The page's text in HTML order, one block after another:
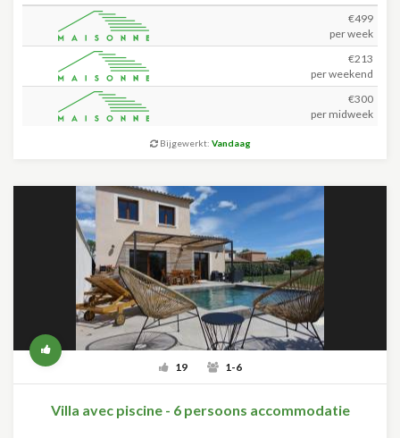
€499
per week
€213
per weekend
€300
per midweek
Bijgewerkt: Vandaag
19 1-6
Villa avec piscine - 6 persoons accommodatie